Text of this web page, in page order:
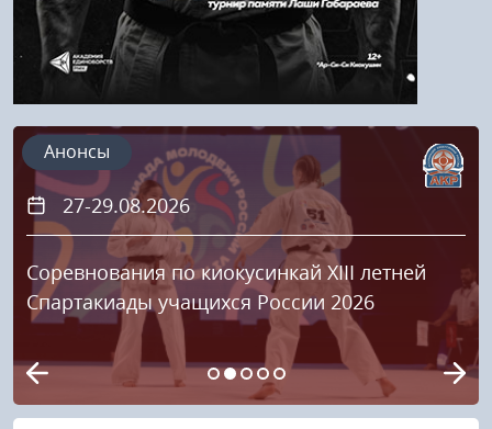
27-29.08.2026
Соревнования по киокусинкай XIII летней
Спартакиады учащихся России 2026
Анонсы